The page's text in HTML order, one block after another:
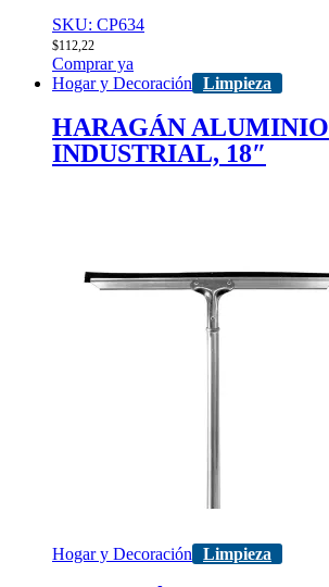
SKU: CP634
$112,22
Comprar ya
Hogar y Decoración
Limpieza
HARAGÁN ALUMINIO
INDUSTRIAL, 18″
Hogar y Decoración Limpieza